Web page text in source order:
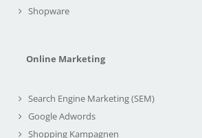
Shopware
Online Marketing
Search Engine Marketing (SEM)
Google Adwords
Shopping Kampagnen